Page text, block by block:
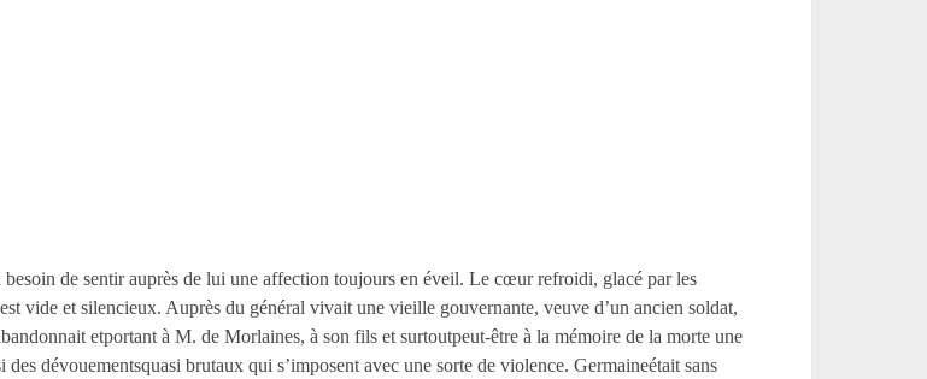
de sentir auprès de lui une affection toujours en éveil. Le cœur refroidi, glacé par les
vide et silencieux. Auprès du général vivait une vieille gouvernante, veuve d’un ancien soldat,
etportant à M. de Morlaines, à son fils et surtoutpeut-être à la mémoire de la morte une
dévouementsquasi brutaux qui s’imposent avec une sorte de violence. Germaineétait sans